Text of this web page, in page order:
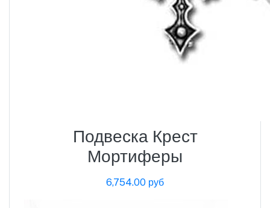
Подвеска Крест
Мортиферы
6,754.00 руб